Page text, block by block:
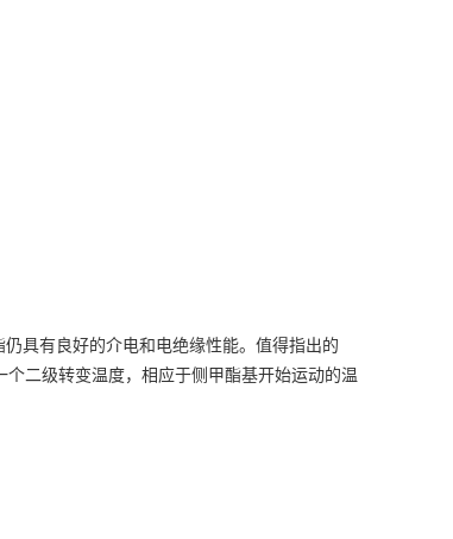
具有良好的介电和电绝缘性能。值得指出的
个二级转变温度，相应于侧甲酯基开始运动的温